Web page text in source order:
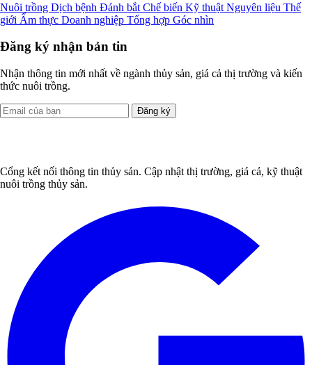
Nuôi trồng Dịch bệnh Đánh bắt Chế biến Kỹ thuật Nguyên liệu Thế
giới Ẩm thực Doanh nghiệp Tổng hợp Góc nhìn
Đăng ký nhận bản tin
Nhận thông tin mới nhất về ngành thủy sản, giá cả thị trường và kiến
thức nuôi trồng.
Đăng ký
Cổng kết nối thông tin thủy sản. Cập nhật thị trường, giá cả, kỹ thuật
nuôi trồng thủy sản.